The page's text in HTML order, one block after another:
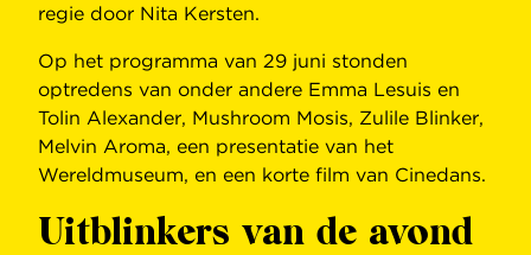
regie door Nita Kersten.
Op het programma van 29 juni stonden
optredens van onder andere Emma Lesuis en
Tolin Alexander, Mushroom Mosis, Zulile Blinker,
Melvin Aroma, een presentatie van het
Wereldmuseum, en een korte film van Cinedans.
Uitblinkers van de avond